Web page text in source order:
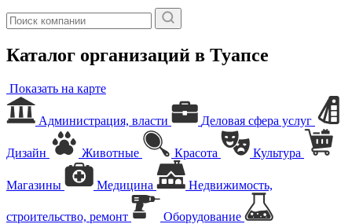
Каталог организаций в Туапсе
Показать на карте
Администрация, власти Деловая сфера услуг
Дизайн Животные Красота Культура
Магазины Медицина Недвижимость,
строительство, ремонт Оборудование